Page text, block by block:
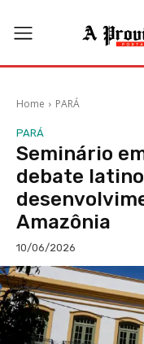
Home PARÁ
PARÁ
Seminário
debate
Amazônia
10/06/2026